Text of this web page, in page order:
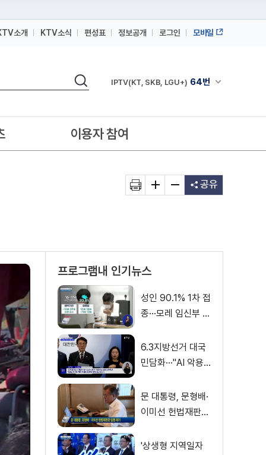
소개 KTV소식 편성표 정보공개 로그인 모바일
검색 채널안내 펼쳐
IPTV(KT, SKB, LGU+) 64번
IPTV(KT, SKB, LGU+)
이용자 참여
공유
프로그램내 인기뉴스
성인 90.1% 1차 접
종···모레 임신부 사
6.3지방선거 대국
민담화···"AI 악용
문 대통령, 문형배·
이미선 헌법재판관
'상생형 지역일자